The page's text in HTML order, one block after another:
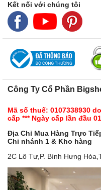
Kết nối với chúng tôi
Công Ty Cổ Phần
Mã số thuế: 0107338930
cấp *** Ngày cấp lần đầu
Địa Chỉ Mua Hàng Trực
Chi nhánh 1 & Kho hàng
2C Lô Tư,P. Bình Hưng